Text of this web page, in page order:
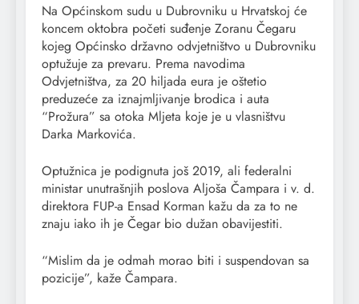
Na Općinskom sudu u Dubrovniku u Hrvatskoj će
koncem oktobra početi suđenje Zoranu Čegaru
kojeg Općinsko državno odvjetništvo u Dubrovniku
optužuje za prevaru. Prema navodima
Odvjetništva, za 20 hiljada eura je oštetio
preduzeće za iznajmljivanje brodica i auta
“Prožura” sa otoka Mljeta koje je u vlasništvu
Darka Markovića.
Optužnica je podignuta još 2019, ali federalni
ministar unutrašnjih poslova Aljoša Čampara i v. d.
direktora FUP-a Ensad Korman kažu da za to ne
znaju iako ih je Čegar bio dužan obavijestiti.
“Mislim da je odmah morao biti i suspendovan sa
pozicije”, kaže Čampara.